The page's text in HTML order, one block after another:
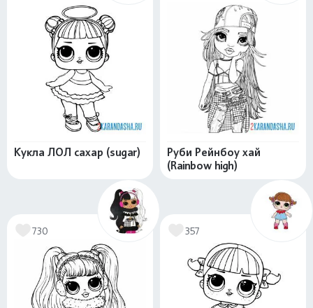
Кукла ЛОЛ сахар (sugar)
Руби Рейнбоу хай
(Rainbow high)
730 357